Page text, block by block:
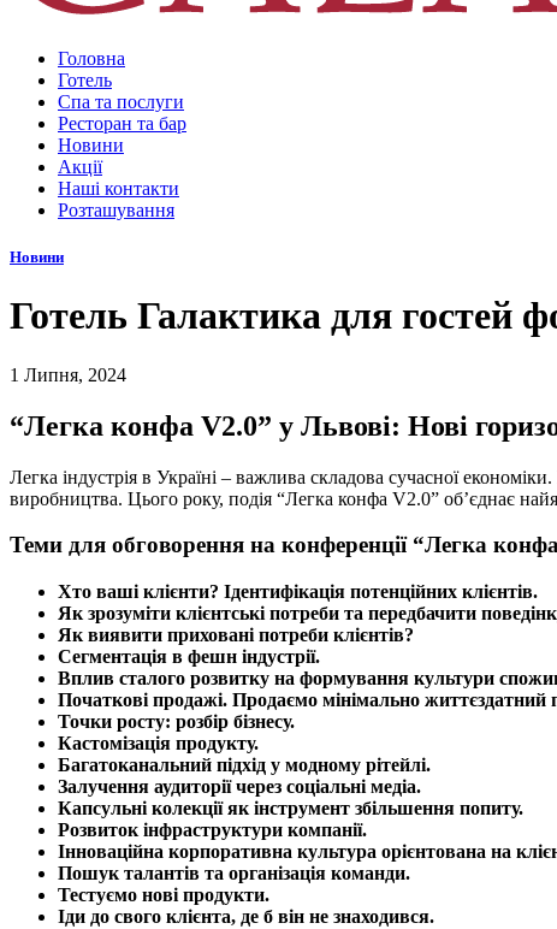
Головна
Готель
Спа та послуги
Ресторан та бар
Новини
Акції
Наші контакти
Розташування
Новини
Готель Галактика для гостей
1 Липня, 2024
“Легка конфа V2.0” у Львові: Нові
Легка індустрія в Україні – важлива складова сучасної
виробництва. Цього року, подія “Легка конфа V2.0” об’єднає
Теми для обговорення на конференції “Легка
Хто ваші клієнти? Ідентифікація потенційних клієнтів.
Як зрозуміти клієнтські потреби та передбачити
Як виявити приховані потреби клієнтів?
Сегментація в фешн індустрії.
Вплив сталого розвитку на формування культури
Початкові продажі. Продаємо мінімально життєздатний
Точки росту: розбір бізнесу.
Кастомізація продукту.
Багатоканальний підхід у модному рітейлі.
Залучення аудиторії через соціальні медіа.
Капсульні колекції як інструмент збільшення попиту.
Розвиток інфраструктури компанії.
Інноваційна корпоративна культура орієнтована на
Пошук талантів та організація команди.
Тестуємо нові продукти.
Іди до свого клієнта, де б він не знаходився.